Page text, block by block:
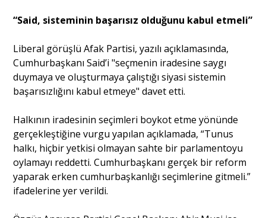
“Said, sisteminin başarısız olduğunu kabul etmeli”
Liberal görüşlü Afak Partisi, yazılı açıklamasında,
Cumhurbaşkanı Said’i "seçmenin iradesine saygı
duymaya ve oluşturmaya çalıştığı siyasi sistemin
başarısızlığını kabul etmeye" davet etti.
Halkının iradesinin seçimleri boykot etme yönünde
gerçekleştiğine vurgu yapılan açıklamada, “Tunus
halkı, hiçbir yetkisi olmayan sahte bir parlamentoyu
oylamayı reddetti. Cumhurbaşkanı gerçek bir reform
yaparak erken cumhurbaşkanlığı seçimlerine gitmeli.”
ifadelerine yer verildi.